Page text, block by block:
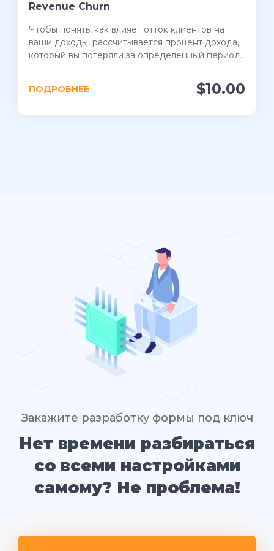
Revenue Churn
Чтобы понять, как влияет отток клиентов на
ваши доходы, рассчитывается процент дохода,
который вы потеряли за определенный период.
$10.00
ПОДРОБНЕЕ
Закажите разработку формы под ключ
Нет времени разбираться
со всеми настройками
самому? Не проблема!